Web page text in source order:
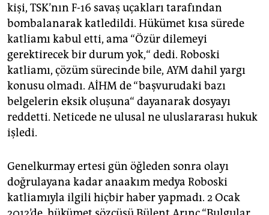
genossenschaft
epaper login
kişi, TSK’nın F-16 savaş uçakları tarafından
bombalanarak katledildi. Hükümet kısa sürede
katliamı kabul etti, ama “Özür dilemeyi
gerektirecek bir durum yok,“ dedi. Roboski
katliamı, çözüm sürecinde bile, AYM dahil yargı
konusu olmadı. AİHM de “başvurudaki bazı
belgelerin eksik oluşuna“ dayanarak dosyayı
reddetti. Neticede ne ulusal ne uluslararası hukuk
işledi.
Genelkurmay ertesi gün öğleden sonra olayı
doğrulayana kadar anaakım medya Roboski
katliamıyla ilgili hiçbir haber yapmadı. 2 Ocak